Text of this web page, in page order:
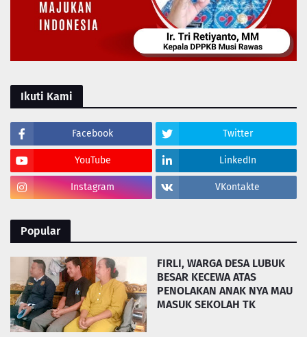
Ikuti Kami
Facebook Twitter
YouTube LinkedIn
Instagram VKontakte
Popular
FIRLI, WARGA DESA LUBUK
BESAR KECEWA ATAS
PENOLAKAN ANAK NYA MAU
MASUK SEKOLAH TK